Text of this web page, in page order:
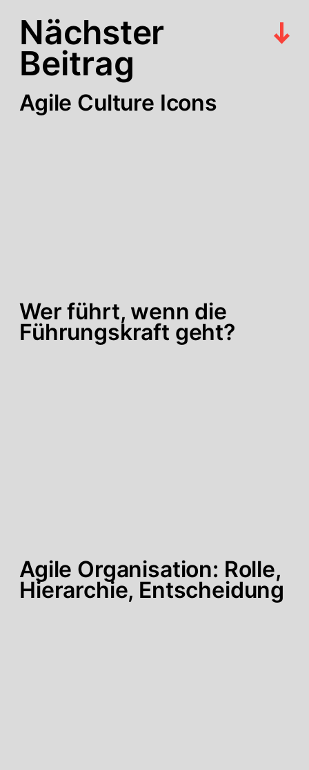
Nächster
Beitrag
Agile Culture Icons
Wer führt, wenn die
Führungskraft geht?
Agile Organisation: Rolle,
Hierarchie, Entscheidung